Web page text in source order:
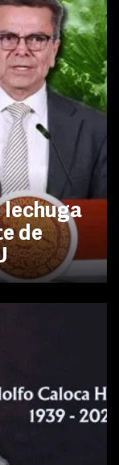
lechuga
de